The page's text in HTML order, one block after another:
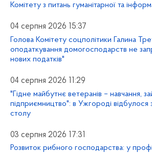
Комітету з питань гуманітарної та
04 серпня 2026 15:37
Голова Комітету соцполітики Галина
оподаткування домогосподарств не
нових податків"
04 серпня 2026 11:29
"Гідне майбутнє ветеранів – навчання,
підприємництво": в Ужгороді відбулося
столу
03 серпня 2026 17:31
Розвиток рибного господарства: у